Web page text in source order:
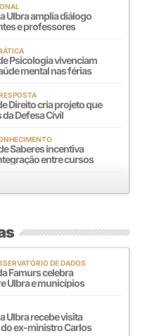
Ulbra amplia diálogo
e professores
Psicologia vivenciam
mental nas férias
Direito cria projeto que
Defesa Civil
Saberes incentiva
entre cursos
DE DADOS
Famurs celebra
Ulbra e municípios
Ulbra recebe visita
ex-ministro Carlos